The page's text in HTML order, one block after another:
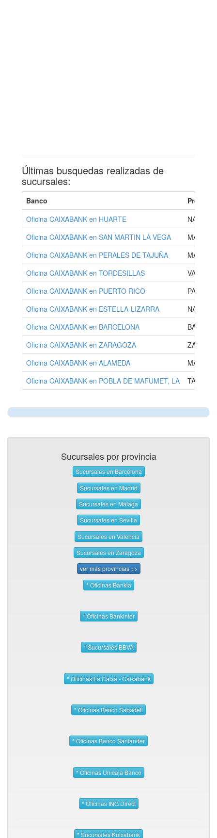
Últimas busquedas realizadas de
sucursales:
Banco
Oficina CAIXABANK en HUARTE
Oficina CAIXABANK en SAN MARTIN LA VEGA
MADRID
Oficina CAIXABANK en PERALES DE TAJUÑA
MADRID
Oficina CAIXABANK en TORDESILLAS
Oficina CAIXABANK en PUERTO RICO
Oficina CAIXABANK en ESTELLA-LIZARRA
Oficina CAIXABANK en BARCELONA
Oficina CAIXABANK en ZARAGOZA
Oficina CAIXABANK en ALAMEDA
MALAGA
Oficina CAIXABANK en POBLA DE MAFUMET, LA
Sucursales por provincia
Sucursales en Barcelona
Sucursales en Madrid
Sucursales en Málaga
Sucursales en Sevilla
Sucursales en Valencia
Sucursales en Zaragoza
ver más provincias >>
* Oficinas Bankia
* Oficinas Bankinter
* Sucursales BBVA
* Oficinas La Caixa - Caixabank
* Oficinas Banco Sabadell
* Oficinas Banco Santander
* Oficinas Unicaja Banco
* Oficinas ING Direct
* Sucursales Kutxabank